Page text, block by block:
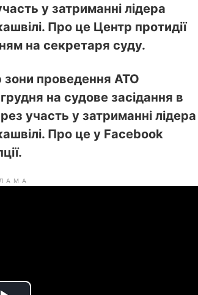
у затриманні лідера
Про це Центр протидії
на секретаря суду.
зони проведення АТО
на судове засідання в
участь у затриманні лідера
Про це у Facebook